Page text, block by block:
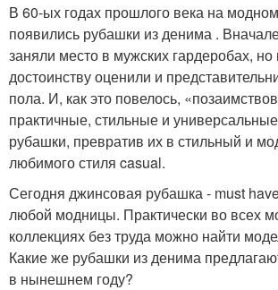
В 60-ых годах прошлого века на
появились рубашки из денима .
заняли место в мужских гардеробах, но
достоинству оценили и
пола. И, как это повелось,
практичные, стильные и
рубашки, превратив их в стильный и
любимого стиля casual.
Сегодня джинсовая рубашка - must
любой модницы. Практически во всех
коллекциях без труда можно найти
Какие же рубашки из денима
в нынешнем году?